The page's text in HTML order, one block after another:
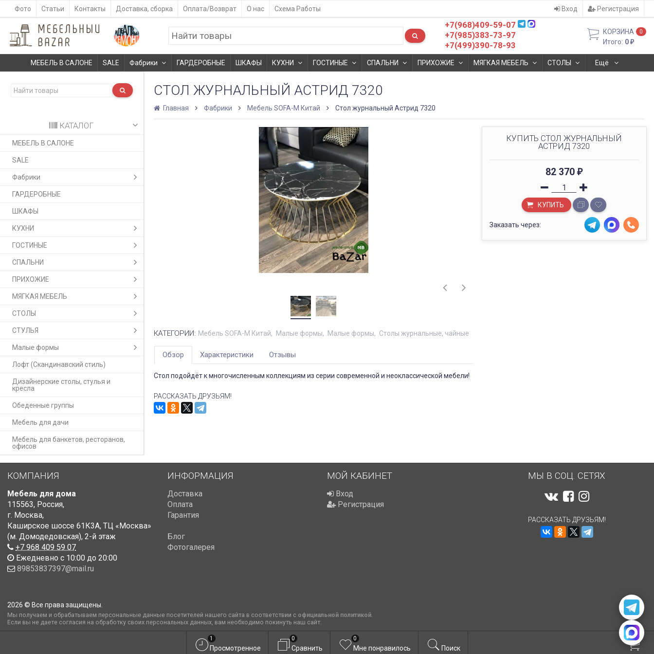
Фото Статьи Контакты Доставка, сборка Оплата/Возврат О нас Схема Работы Вход Регистрация
+7(968)409-59-07
+7(985)383-73-97
+7(499)390-78-93
КОРЗИНА 0
Итого: 0₽
МЕБЕЛЬ В САЛОНЕ SALE Фабрики ГАРДЕРОБНЫЕ ШКАФЫ КУХНИ ГОСТИНЫЕ СПАЛЬНИ ПРИХОЖИЕ МЯГКАЯ МЕБЕЛЬ СТОЛЫ Ещё
КАТАЛОГ
МЕБЕЛЬ В САЛОНЕ
SALE
Фабрики
ГАРДЕРОБНЫЕ
ШКАФЫ
КУХНИ
ГОСТИНЫЕ
СПАЛЬНИ
ПРИХОЖИЕ
МЯГКАЯ МЕБЕЛЬ
СТОЛЫ
СТУЛЬЯ
Малые формы
Лофт (Скандинавский стиль)
Дизайнерские столы, стулья и
кресла
Обеденные группы
Мебель для дачи
Мебель для банкетов, ресторанов,
офисов
СТОЛ ЖУРНАЛЬНЫЙ АСТРИД 7320
Главная Фабрики Мебель SOFA-M Китай Стол журнальный Астрид 7320
КУПИТЬ СТОЛ ЖУРНАЛЬНЫЙ
АСТРИД 7320
82 370₽
КУПИТЬ
Заказать через:
КАТЕГОРИИ: Мебель SOFA-M Китай Малые формы Малые формы Столы журнальные, чайные
Обзор Характеристики Отзывы
Стол подойдёт к многочисленным коллекциям из серии современной и неоклассической мебели!
РАССКАЗАТЬ ДРУЗЬЯМ!
КОМПАНИЯ
Мебель для дома
115563, Россия,
г. Москва,
Каширское шоссе 61К3А, ТЦ «Москва»
(м. Домодедовская), 2-й этаж
+7 968 409 59 07
Ежедневно с 10:00 до 20:00
89853837397@mail.ru
ИНФОРМАЦИЯ
Доставка
Оплата
Гарантия
Блог
Фотогалерея
МОЙ КАБИНЕТ
Вход
Регистрация
МЫ В СОЦ. СЕТЯХ
РАССКАЗАТЬ ДРУЗЬЯМ!
2026 © Все права защищены.
Мы получаем и обрабатываем персональные данные посетителей нашего сайта в соответствии с официальной политикой.
Если вы не даете согласия на обработку своих персональных данных, вам необходимо покинуть наш сайт.
Просмотренное
1
Сравнить
0
Мне понравилось
0
Поиск